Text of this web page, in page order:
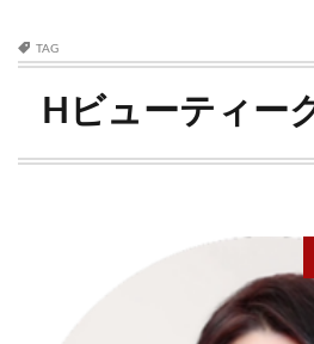
TAG
Hビューティー